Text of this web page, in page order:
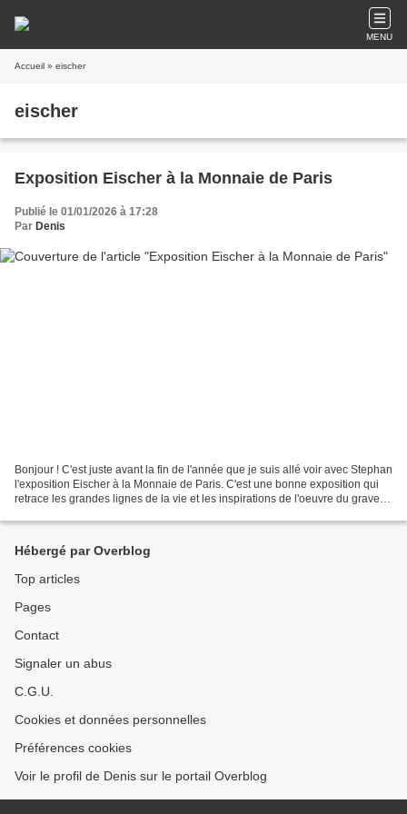
MENU
Accueil » eischer
eischer
Exposition Eischer à la Monnaie de Paris
Publié le 01/01/2026 à 17:28
Par Denis
Bonjour ! C'est juste avant la fin de l'année que je suis allé voir avec Stephan
l'exposition Eischer à la Monnaie de Paris. C'est une bonne exposition qui
retrace les grandes lignes de la vie et les inspirations de l'oeuvre du graveur.
Hébergé par Overblog
Top articles
Pages
Contact
Signaler un abus
C.G.U.
Cookies et données personnelles
Préférences cookies
Voir le profil de Denis sur le portail Overblog